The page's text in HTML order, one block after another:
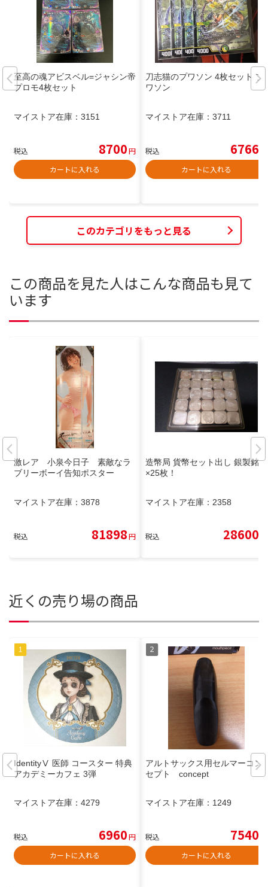
至高の魂アビスベル=ジャシン帝
プロモ4枚セット
マイストア在庫： 3151
税込 8700円
カートに入れる
刀志猫のプワソン 4枚セット プ
ワソン
マイストア在庫： 3711
税込 6766
カートに入れる
このカテゴリをもっと見る
この商品を見た人はこんな商品も見て
います
激レア 小泉今日子 素敵なラ
ブリーボーイ告知ポスター
マイストア在庫： 3878
税込 81898円
造幣局 貨幣セット出し 銀製銘板
×25枚！
マイストア在庫： 2358
税込 28600
近くの売り場の商品
IdentityⅤ 医師 コースター 特典
アカデミーカフェ 3弾
マイストア在庫： 4279
税込 6960円
カートに入れる
アルトサックス用セルマーコン
セプト concept
マイストア在庫： 1249
税込 7540
カートに入れる